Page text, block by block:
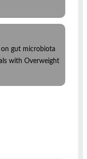
gut microbiota
with Overweight